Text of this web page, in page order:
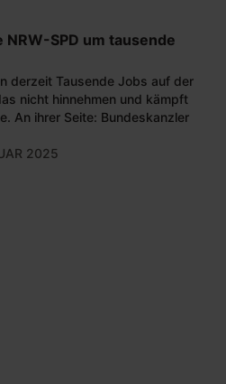
SPD um tausende
derzeit Tausende Jobs auf der
nicht hinnehmen und kämpft
An ihrer Seite: Bundeskanzler
2025